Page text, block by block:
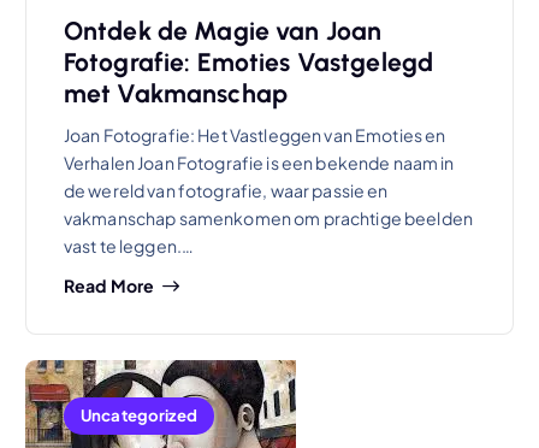
Ontdek de Magie van Joan
Fotografie: Emoties Vastgelegd
met Vakmanschap
Joan Fotografie: Het Vastleggen van Emoties en
Verhalen Joan Fotografie is een bekende naam in
de wereld van fotografie, waar passie en
vakmanschap samenkomen om prachtige beelden
vast te leggen.…
Read More
Uncategorized